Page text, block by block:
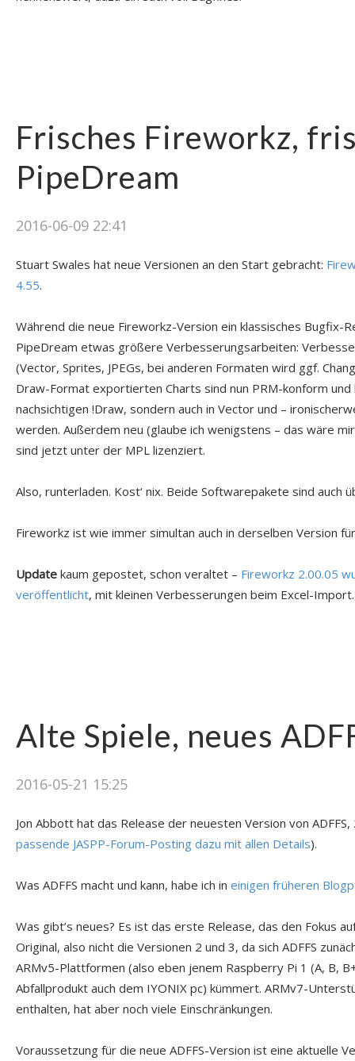
Frisches Fireworkz,
PipeDream
2016-06-09 22:41
Stuart Swales hat neue Versionen an den Start gebracht:
4.55.
Während die neue Fireworkz-Version ein klassisches Bugfix-
PipeDream etwas größere Verbesserungsarbeiten:
(Vector, Sprites, JPEGs, bei anderen Formaten wird ggf.
Draw-Format exportierten Charts sind nun PRM-konform und
nachsichtigen !Draw, sondern auch in Vector und –
werden. Außerdem neu (glaube ich wenigstens – das wäre
sind jetzt unter der MPL lizenziert.
Also, runterladen. Kost‘ nix. Beide Softwarepakete sind auch
Fireworkz ist wie immer simultan auch in derselben Version
Update kaum gepostet, schon veraltet – Fireworkz 2.00.05
veröffentlicht, mit kleinen Verbesserungen beim Excel-Import.
Alte Spiele, neues
2016-05-21 15:25
Jon Abbott hat das Release der neuesten Version von
passende JASPP-Forum-Posting dazu mit allen Details).
Was ADFFS macht und kann, habe ich in einigen früheren
Was gibt’s neues? Es ist das erste Release, das den Fokus
Original, also nicht die Versionen 2 und 3, da sich ADFFS
ARMv5-Plattformen (also eben jenem Raspberry Pi 1 (A, B,
Abfallprodukt auch dem IYONIX pc) kümmert. ARMv7-
enthalten, hat aber noch viele Einschränkungen.
Voraussetzung für die neue ADFFS-Version ist eine aktuelle